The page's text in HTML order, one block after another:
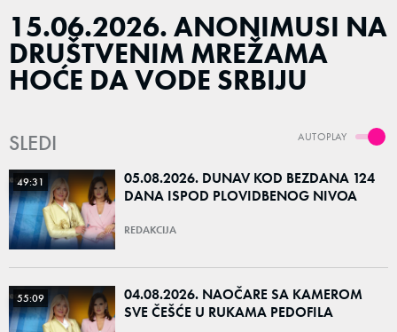
15.06.2026. ANONIMUSI NA
DRUŠTVENIM MREŽAMA
HOĆE DA VODE SRBIJU
AUTOPLAY
SLEDI
49:31
05.08.2026. DUNAV KOD BEZDANA 124
DANA ISPOD PLOVIDBENOG NIVOA
REDAKCIJA
55:09
04.08.2026. NAOČARE SA KAMEROM
SVE ČEŠĆE U RUKAMA PEDOFILA